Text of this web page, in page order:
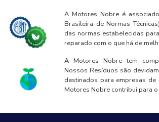
A Motores Nobre é
Brasileira de Normas
das normas estabelecidas
reparado com o que há de
A Motores Nobre tem
Nossos Resíduos são
destinados para empresas de
Motores Nobre contribui para